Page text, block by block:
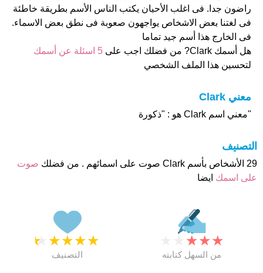
راضون جدا. فى اغلب الأحيان يكتب الناس الأسم بطريقة خاطئة
فى لغتنا بعض الاشخاص يواجهون صعوبة فى نطق بعض الاسماء.
فى الخارج هذا أسم جيد تماما
هل أسمك Clark? من فضلك اجب على
5 اسئلة عن أسمك
لتحسين هذا الملف الشخصي
معني Clark
"معني اسم Clark هو : "ذكورة
التصنيف
29 الأشخاص بأسم Clark صوت على اسمائهم . من فضلك
صوت
على اسمك ايضا
★
★
★
★
★
التصنيف
★
★
★
من السهل كتابته